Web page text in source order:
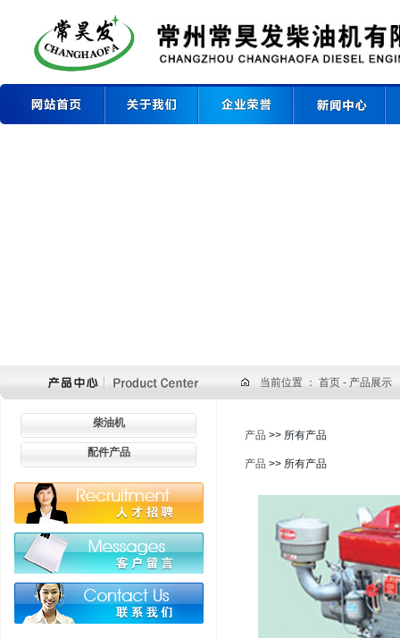
当前位置 ： 首页 - 产品展示
柴油机
配件产品
产品 >> 所有产品
产品 >> 所有产品